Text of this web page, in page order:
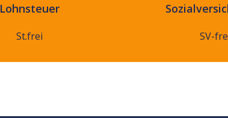
Lohnsteuer
St.frei SV-